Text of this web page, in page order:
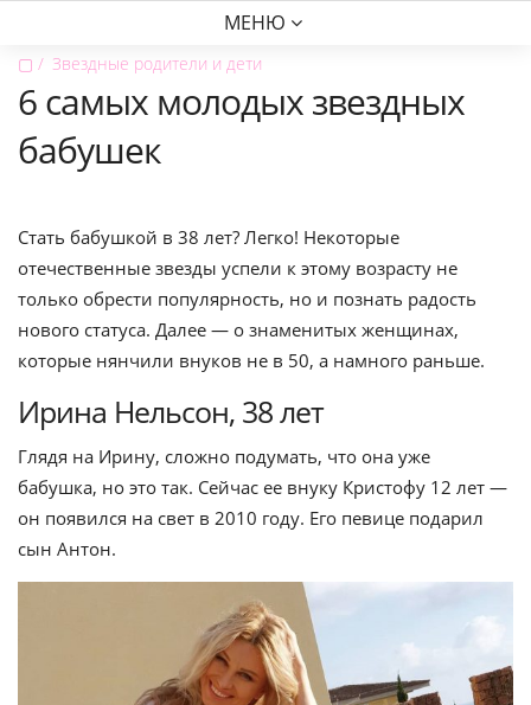
МЕНЮ
▢ Звездные родители и дети
6 самых молодых звездных
бабушек
Стать бабушкой в 38 лет? Легко! Некоторые
отечественные звезды успели к этому возрасту не
только обрести популярность, но и познать радость
нового статуса. Далее — о знаменитых женщинах,
которые нянчили внуков не в 50, а намного раньше.
Ирина Нельсон, 38 лет
Глядя на Ирину, сложно подумать, что она уже
бабушка, но это так. Сейчас ее внуку Кристофу 12 лет —
он появился на свет в 2010 году. Его певице подарил
сын Антон.